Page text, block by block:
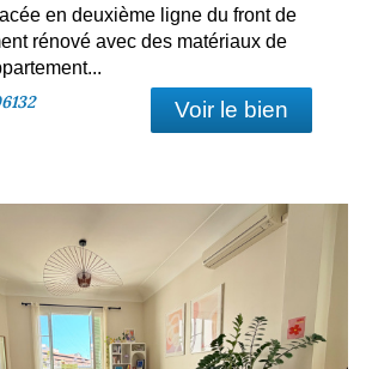
en deuxième ligne du front de
rénové avec des matériaux de
Voir le bien